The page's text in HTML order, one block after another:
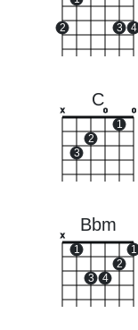
2 3 4
C
x
3
2
o
1
o
Bbm
x
1
3 4
2
1